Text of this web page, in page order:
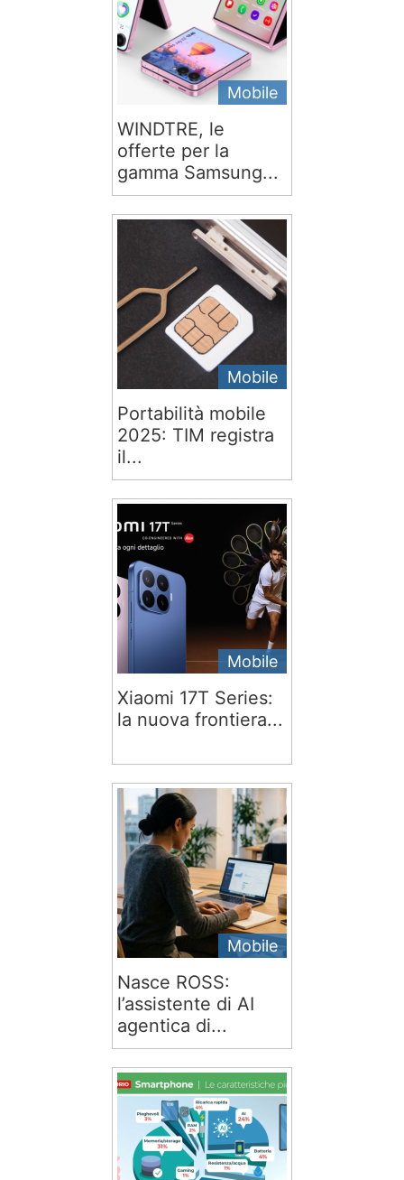
Mobile
WINDTRE, le
offerte per la
gamma Samsung...
Mobile
Portabilità mobile
2025: TIM registra
il...
Mobile
Xiaomi 17T Series:
la nuova frontiera...
Mobile
Nasce ROSS:
l’assistente di AI
agentica di...